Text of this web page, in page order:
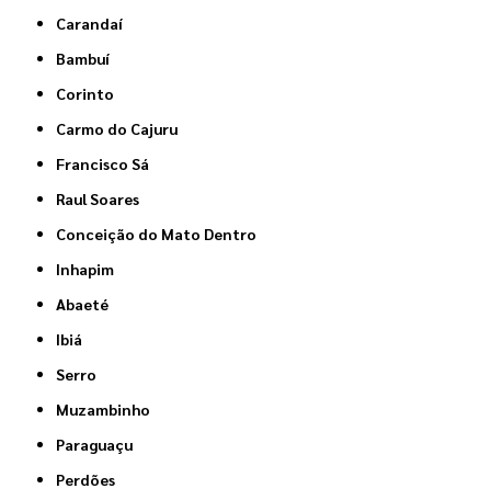
Carandaí
Bambuí
Corinto
Carmo do Cajuru
Francisco Sá
Raul Soares
Conceição do Mato Dentro
Inhapim
Abaeté
Ibiá
Serro
Muzambinho
Paraguaçu
Perdões